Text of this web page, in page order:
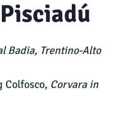
Badia, Trentino-Alto
Colfosco, Corvara in